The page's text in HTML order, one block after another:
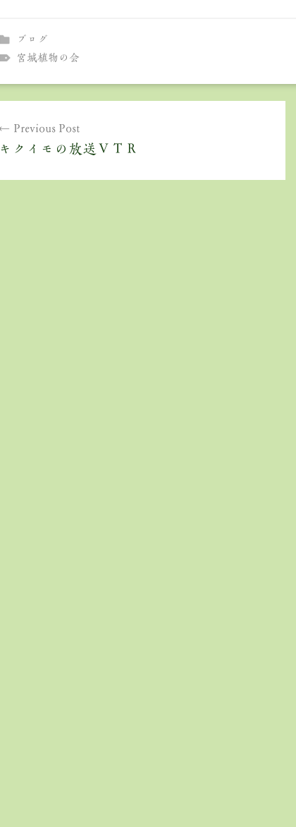
ブログ
宮城植物の会
Previous Post
キクイモの放送ＶＴＲ